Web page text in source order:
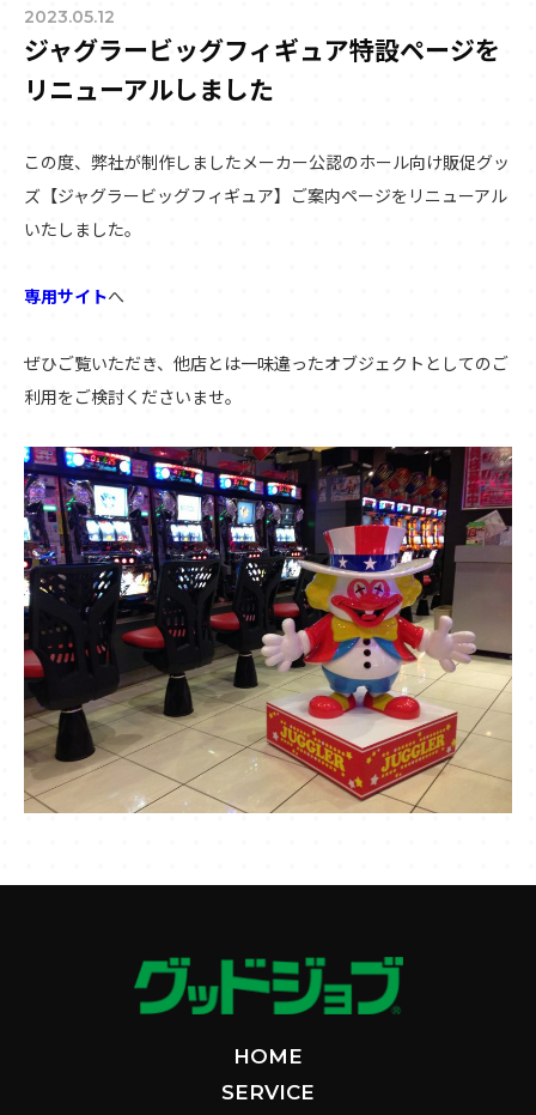
2023.05.12
ジャグラービッグフィギュア特設ページを
リニューアルしました
この度、弊社が制作しましたメーカー公認のホール向け販促グッ
ズ【ジャグラービッグフィギュア】ご案内ページをリニューアル
いたしました。
専用サイトへ
ぜひご覧いただき、他店とは一味違ったオブジェクトとしてのご
利用をご検討くださいませ。
HOME
SERVICE